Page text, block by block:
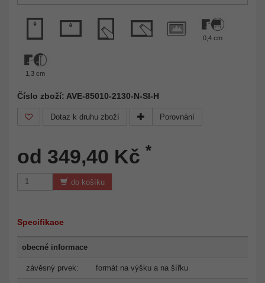
0,4 cm
1,3 cm
Číslo zboží: AVE-85010-2130-N-SI-H
Dotaz k druhu zboží Porovnání
od 349,40 Kč *
do košíku
Specifikace
obecné informace
závěsný prvek: formát na výšku a na šířku